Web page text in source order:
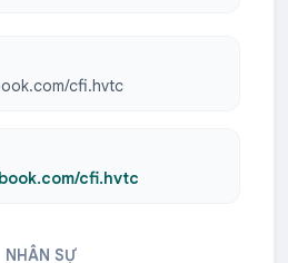
cfi.hvtc
cfi.hvtc
NHÂN SỰ